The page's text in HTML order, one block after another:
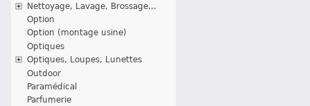
Nettoyage, Lavage, Brossage...
Option
Option (montage usine)
Optiques
Optiques, Loupes, Lunettes
Outdoor
Paramédical
Parfumerie